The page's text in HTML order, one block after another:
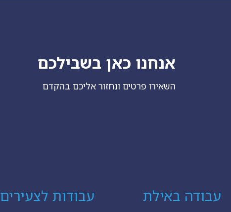
אנחנו כאן בשבילכם
השאירו פרטים ונחזור אליכם בהקדם
עבודה באילת עבודות לצעירים